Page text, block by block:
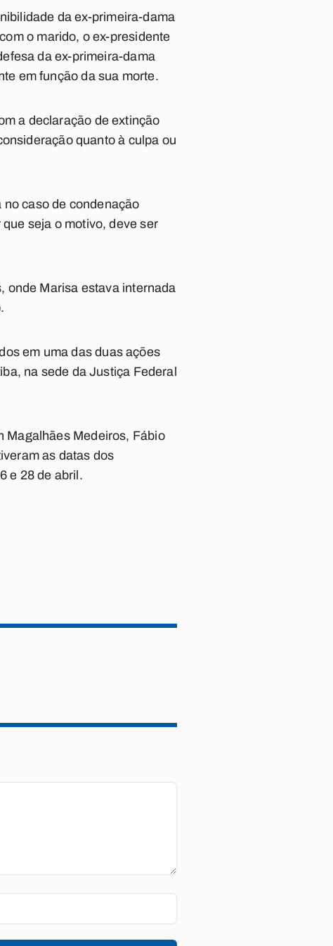
da ex-primeira-dama
o marido, o ex-presidente
da ex-primeira-dama
em função da sua morte.
a declaração de extinção
quanto à culpa ou
caso de condenação
seja o motivo, deve ser
onde Marisa estava internada
em uma das duas ações
na sede da Justiça Federal
Magalhães Medeiros, Fábio
as datas dos
e 28 de abril.